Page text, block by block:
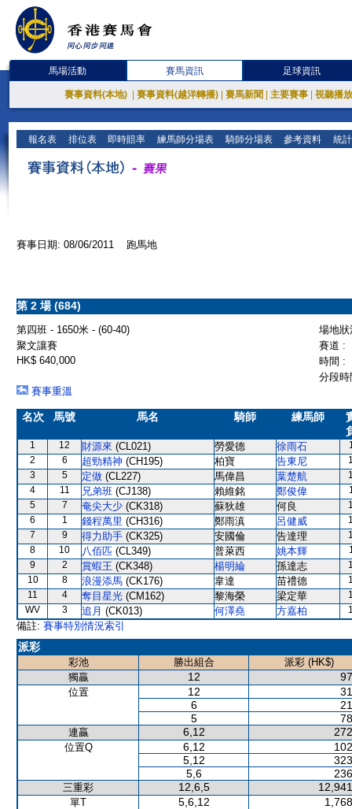
馬場活動 賽馬資訊 足球資訊
賽事資料(本地) 賽事資料(越洋轉播) 賽馬新聞 主要賽事 視聽播
報名表 排位表 即時賠率 練馬師分場表 騎師分場表 參考資料 統
賽事日期: 08/06/2011 跑馬地
第 2 場 (684)
第四班 - 1650米 - (60-40)
場地
聚文讓賽
賽道 :
HK$ 640,000
時間 :
分段
賽事重溫
名次 馬號 馬名 騎師 練馬師
1 12 財源來 (CL021) 勞愛德 徐雨石
2
6 超勁精神 (CH195) 柏寶 告東尼
3
5 定做 (CL227) 馬偉昌 葉楚航
4
11 兄弟班 (CJ138) 賴維銘 鄭俊偉
5
7 奄尖大少 (CK318) 蘇狄雄 何良
6
1 錢程萬里 (CH316) 鄭雨滇 呂健威
7
9 得力助手 (CK325) 安國倫 告達理
8
10 八佰匹 (CL349) 普萊西 姚本輝
9
2 賞蝦王 (CK348) 楊明綸 孫達志
10
8 浪漫添馬 (CK176) 韋達 苗禮德
11
4 奪目星光 (CM162) 黎海榮 梁定華
WV
3 追月 (CK013) 何澤堯 方嘉柏
備註: 賽事特別情況索引
派彩
彩池 勝出組合
派彩 (HK$)
獨贏
12
位置 12
6
5
連贏 6,12
位置Q 6,12
5,12
5,6
三重彩 12,6,5
單T 5,6,12